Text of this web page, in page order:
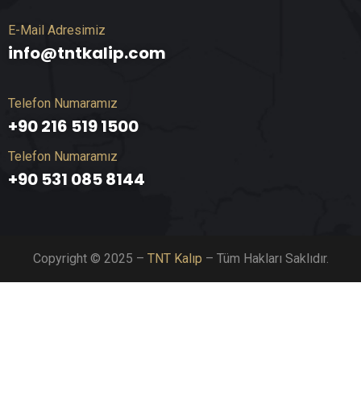
E-Mail Adresimiz
info@tntkalip.com
Telefon Numaramız
+90 216 519 1500
Telefon Numaramız
+90 531 085 8144
Copyright © 2025 – TNT Kalıp – Tüm Hakları Saklıdır.